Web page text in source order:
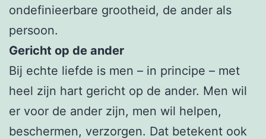
ondefinieerbare grootheid, de ander als
persoon.
Gericht op de ander
Bij echte liefde is men – in principe – met
heel zijn hart gericht op de ander. Men wil
er voor de ander zijn, men wil helpen,
beschermen, verzorgen. Dat betekent ook